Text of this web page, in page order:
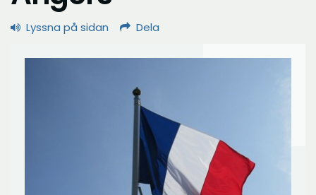
Lyssna på sidan Dela